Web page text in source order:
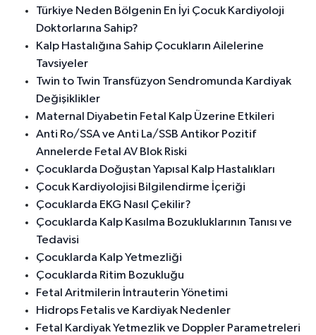
Türkiye Neden Bölgenin En İyi Çocuk Kardiyoloji
Doktorlarına Sahip?
Kalp Hastalığına Sahip Çocukların Ailelerine
Tavsiyeler
Twin to Twin Transfüzyon Sendromunda Kardiyak
Değişiklikler
Maternal Diyabetin Fetal Kalp Üzerine Etkileri
Anti Ro/SSA ve Anti La/SSB Antikor Pozitif
Annelerde Fetal AV Blok Riski
Çocuklarda Doğuştan Yapısal Kalp Hastalıkları
Çocuk Kardiyolojisi Bilgilendirme İçeriği
Çocuklarda EKG Nasıl Çekilir?
Çocuklarda Kalp Kasılma Bozukluklarının Tanısı ve
Tedavisi
Çocuklarda Kalp Yetmezliği
Çocuklarda Ritim Bozukluğu
Fetal Aritmilerin İntrauterin Yönetimi
Hidrops Fetalis ve Kardiyak Nedenler
Fetal Kardiyak Yetmezlik ve Doppler Parametreleri